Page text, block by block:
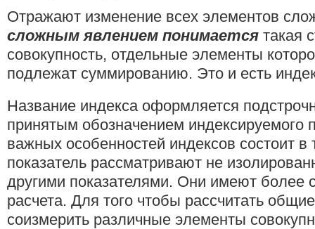
Отражают изменение всех элементов
сложным явлением понимается такая
совокупность, отдельные элементы
подлежат суммированию. Это и есть
Название индекса оформляется
принятым обозначением индексируемого
важных особенностей индексов состоит
показатель рассматривают не
другими показателями. Они имеют более
расчета. Для того чтобы рассчитать
соизмерить различные элементы